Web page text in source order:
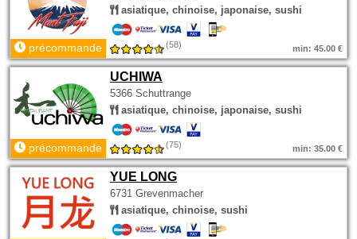
asiatique, chinoise, japonaise, sushi
précommande (58) min: 45.00 €
UCHIWA
5366 Schuttrange
asiatique, chinoise, japonaise, sushi
précommande (75) min: 35.00 €
YUE LONG
6731 Grevenmacher
asiatique, chinoise, sushi